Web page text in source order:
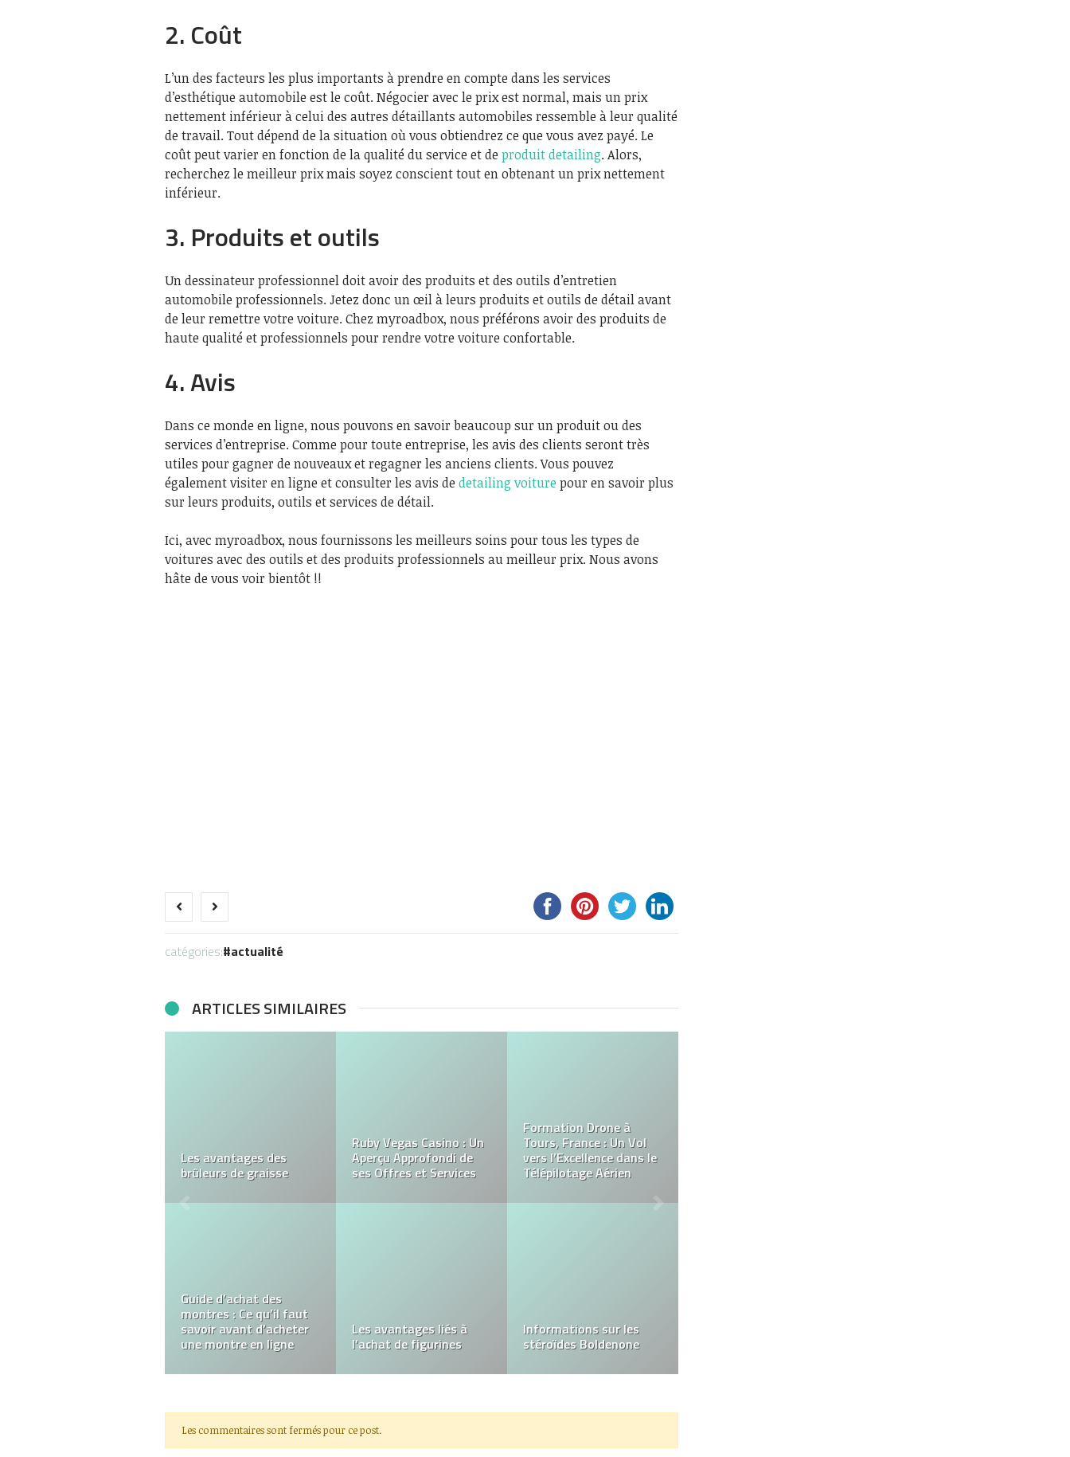
2. Coût
L’un des facteurs les plus importants à prendre en compte dans les services
d’esthétique automobile est le coût. Négocier avec le prix est normal, mais un prix
nettement inférieur à celui des autres détaillants automobiles ressemble à leur qualité
de travail. Tout dépend de la situation où vous obtiendrez ce que vous avez payé. Le
coût peut varier en fonction de la qualité du service et de produit detailing. Alors,
recherchez le meilleur prix mais soyez conscient tout en obtenant un prix nettement
inférieur.
3. Produits et outils
Un dessinateur professionnel doit avoir des produits et des outils d’entretien
automobile professionnels. Jetez donc un œil à leurs produits et outils de détail avant
de leur remettre votre voiture. Chez myroadbox, nous préférons avoir des produits de
haute qualité et professionnels pour rendre votre voiture confortable.
4. Avis
Dans ce monde en ligne, nous pouvons en savoir beaucoup sur un produit ou des
services d’entreprise. Comme pour toute entreprise, les avis des clients seront très
utiles pour gagner de nouveaux et regagner les anciens clients. Vous pouvez
également visiter en ligne et consulter les avis de detailing voiture pour en savoir plus
sur leurs produits, outils et services de détail.
Ici, avec myroadbox, nous fournissons les meilleurs soins pour tous les types de
voitures avec des outils et des produits professionnels au meilleur prix. Nous avons
hâte de vous voir bientôt !!
catégories: actualité
ARTICLES SIMILAIRES
chemise de nuit pour
femme
Plongez dans un Monde
Coloré et Chaleureux de
Jeux d’Argent
à choisir le meilleur
couvreur professionnel
pour le travail à
accomplir
Comment choisir un sac
scolaire de qualité pour
les collégiens
Comment acheter une
poussette ?
Comment sélectionner
le bon électricien ?
Les commentaires sont fermés pour ce post.